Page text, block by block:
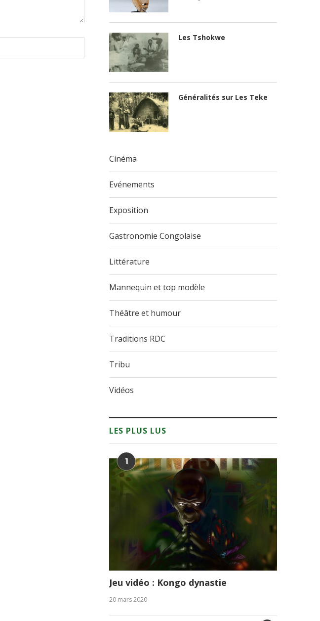
Les Tshokwe
Généralités sur Les Teke
Cinéma
Evénements
Exposition
Gastronomie Congolaise
Littérature
Mannequin et top modèle
Théâtre et humour
Traditions RDC
Tribu
Vidéos
LES PLUS LUS
1
Jeu vidéo : Kongo dynastie
20 mars 2020